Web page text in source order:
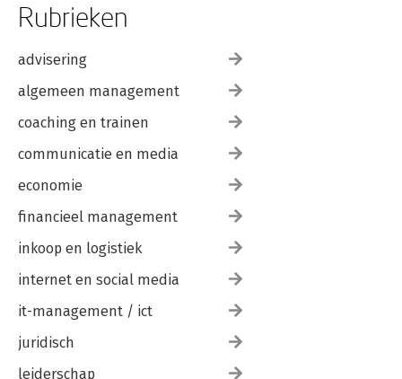
Rubrieken
advisering
algemeen management
coaching en trainen
communicatie en media
economie
financieel management
inkoop en logistiek
internet en social media
it-management / ict
juridisch
leiderschap